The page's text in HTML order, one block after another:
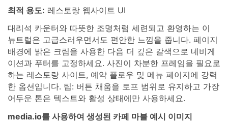
최적 용도: 레스토랑 웹사이트 UI
대리석 카운터와 따뜻한 조명처럼 세련되고 환영하는 이
뉴트럴은 고급스러우면서도 편안한 느낌을 줍니다. 페이지
배경에 밝은 크림을 사용한 다음 더 깊은 갈색으로 네비게
이션과 푸터를 고정하세요. 사진이 차분한 프레임을 필요로
하는 레스토랑 사이트, 예약 플로우 및 메뉴 페이지에 강력
한 옵션입니다. 팁: 버튼 채움을 토프 범위로 유지하고 가장
어두운 톤은 텍스트와 활성 상태에만 사용하세요.
media.io를 사용하여 생성된 카페 마블 예시 이미지